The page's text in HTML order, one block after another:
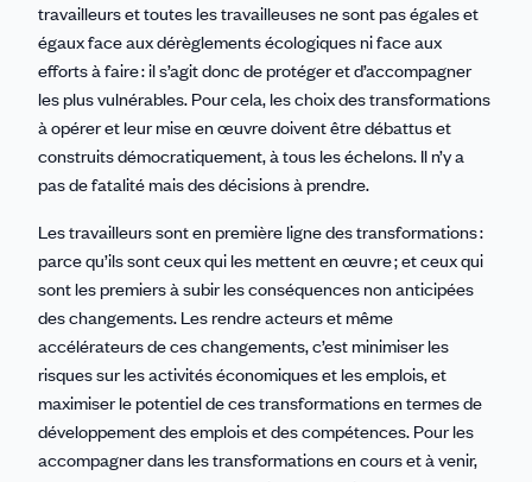
travailleurs et toutes les travailleuses ne sont pas égales et
égaux face aux dérèglements écologiques ni face aux
efforts à faire : il s’agit donc de protéger et d’accompagner
les plus vulnérables. Pour cela, les choix des transformations
à opérer et leur mise en œuvre doivent être débattus et
construits démocratiquement, à tous les échelons. Il n’y a
pas de fatalité mais des décisions à prendre.
Les travailleurs sont en première ligne des transformations :
parce qu’ils sont ceux qui les mettent en œuvre ; et ceux qui
sont les premiers à subir les conséquences non anticipées
des changements. Les rendre acteurs et même
accélérateurs de ces changements, c’est minimiser les
risques sur les activités économiques et les emplois, et
maximiser le potentiel de ces transformations en termes de
développement des emplois et des compétences. Pour les
accompagner dans les transformations en cours et à venir,